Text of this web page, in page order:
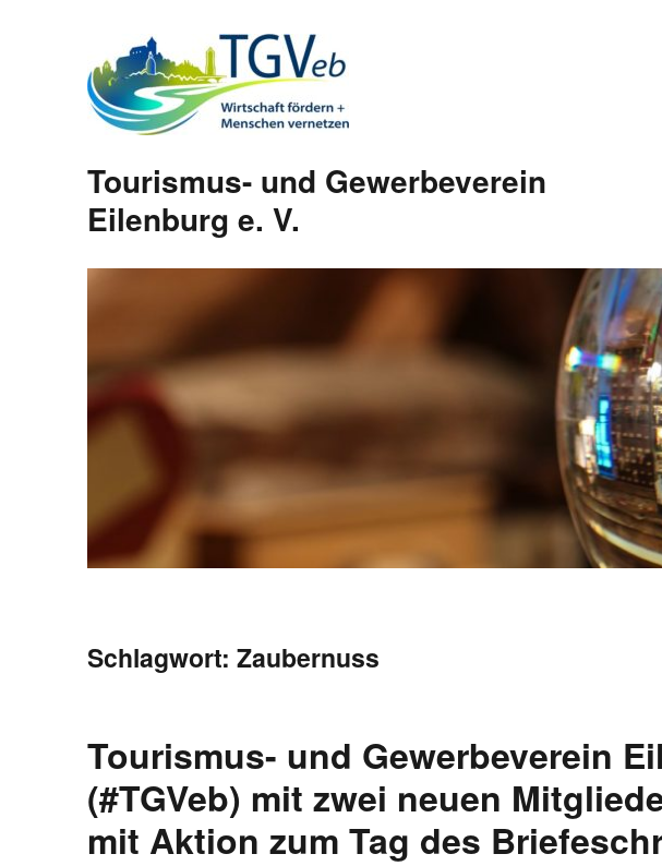
Tourismus- und Gewerbeverein
Eilenburg e. V.
Schlagwort:Zaubernuss
Tourismus- und Gewerbeverein
(#TGVeb) mit zwei neuen
mit Aktion zum Tag des